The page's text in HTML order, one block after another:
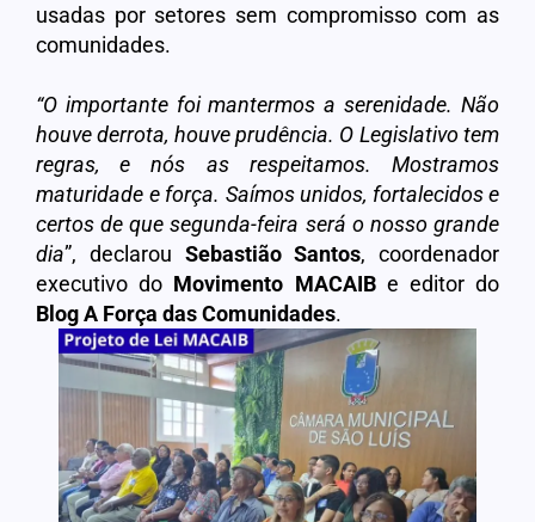
usadas por setores sem compromisso com as
comunidades.
“O importante foi mantermos a serenidade. Não
houve derrota, houve prudência. O Legislativo tem
regras, e nós as respeitamos. Mostramos
maturidade e força. Saímos unidos, fortalecidos e
certos de que segunda-feira será o nosso grande
dia”, declarou Sebastião Santos, coordenador
executivo do Movimento MACAIBe editor do
BlogA Força das Comunidades.